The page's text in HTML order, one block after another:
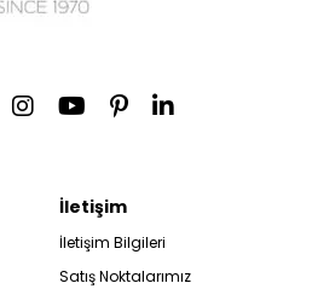
İletişim
İletişim Bilgileri
Satış Noktalarımız